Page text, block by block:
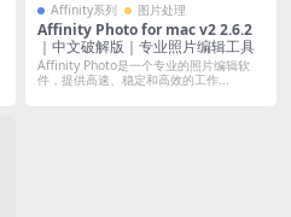
Affinity系列 图片处理
Affinity Photo for mac v2 2.6.2
｜中文破解版｜专业照片编辑工具
Affinity Photo是一个专业的照片编辑软
件，提供高速、稳定和高效的工作...